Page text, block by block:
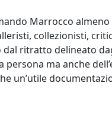
Marrocco
collezionisti,
ritratto delineato
ma anche
un’utile